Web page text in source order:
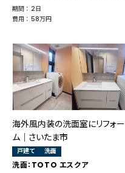
期間 ： 2日
費用 ： 58万円
海外風内装の洗面室にリフォー
ム｜さいたま市
戸建て 洗面
洗面：TOTO エスクア